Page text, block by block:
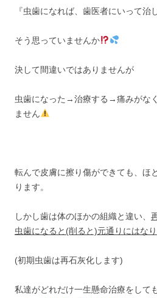
『虫歯になれば、歯医者にいって治
そう思っていませんか
決して間違いではありませんが
虫歯になった→治療する→痛みがな
ません
転んで皮膚に擦り傷ができても、ほ
ります。
しかし歯は体のほかの組織と違い、
虫歯になると(削ると)元通りにはな
(初期虫歯は再石灰化します)
私達がどれだけ一生懸命治療をしても